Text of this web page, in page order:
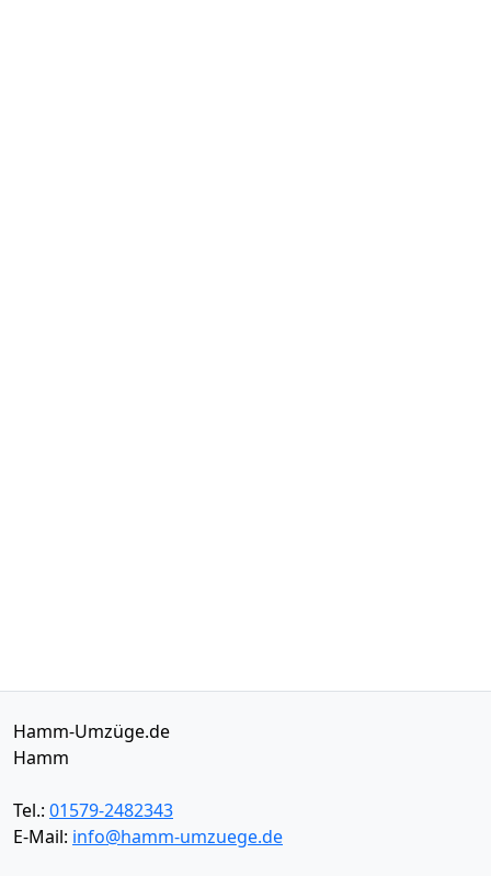
Hamm-Umzüge.de
Hamm
Tel.: 01579-2482343
E-Mail: info@hamm-umzuege.de